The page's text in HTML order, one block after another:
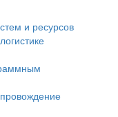
и ресурсов